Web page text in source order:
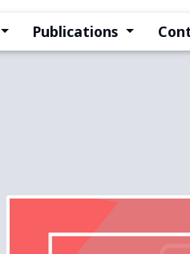
(current)Publications (current)